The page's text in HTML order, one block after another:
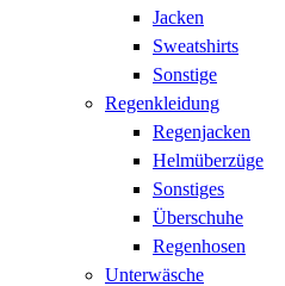
Jacken
Sweatshirts
Sonstige
Regenkleidung
Regenjacken
Helmüberzüge
Sonstiges
Überschuhe
Regenhosen
Unterwäsche